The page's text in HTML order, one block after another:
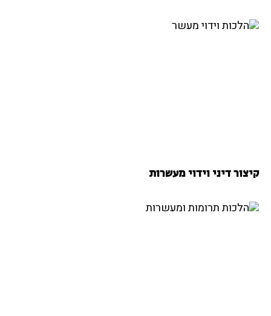
קיצור דיני וידוי מעשרות